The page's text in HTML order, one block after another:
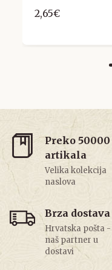
2,65€
Preko 50000
artikala
Velika kolekcija
naslova
Brza dostava
Hrvatska pošta -
naš partner u
dostavi